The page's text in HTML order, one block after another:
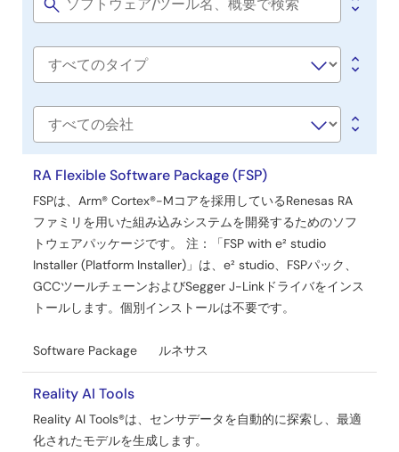
ト
ウ
ア
／
ツ
ー
ル
Software
Software
社
名
RA Flexible Software Package (FSP)
FSPは、Arm® Cortex®-Mコアを採用しているRenesas RA
ファミリを用いた組み込みシステムを開発するためのソフ
トウェアパッケージです。 注：「FSP with e² studio
Installer (Platform Installer)」は、e² studio、FSPパック、
GCCツールチェーンおよびSegger J-Linkドライバをインス
トールします。個別インストールは不要です。
Software Package ルネサス
Reality AI Tools
Reality AI Tools®は、センサデータを自動的に探索し、最適
化されたモデルを生成します。